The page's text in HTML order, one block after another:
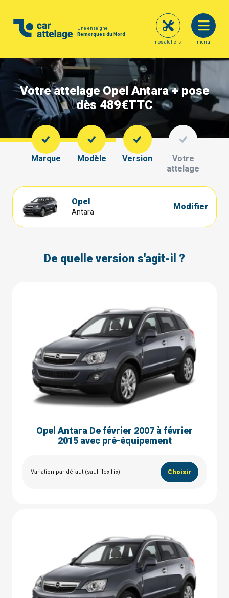
Une enseigne
Remorques du Nord
menu
nos ateliers
Votre attelage Opel Antara + pose
dès 489€TTC
Marque Modèle Version
Votre
attelage
Opel
Antara
Modifier
De quelle version s'agit-il ?
Opel Antara De février 2007 à février
2015 avec pré-équipement
Variation par défaut (sauf flex-flix) Choisir